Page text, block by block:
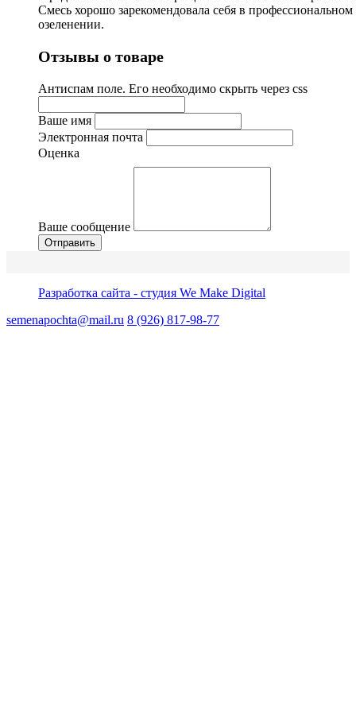
Смесь хорошо зарекомендовала себя в профессиональном
озеленении.
Отзывы о товаре
Антиспам поле. Его необходимо скрыть через css
Ваше имя
Электронная почта
Оценка
Ваше сообщение
Разработка сайта - студия We Make Digital
semenapochta@mail.ru 8 (926) 817-98-77